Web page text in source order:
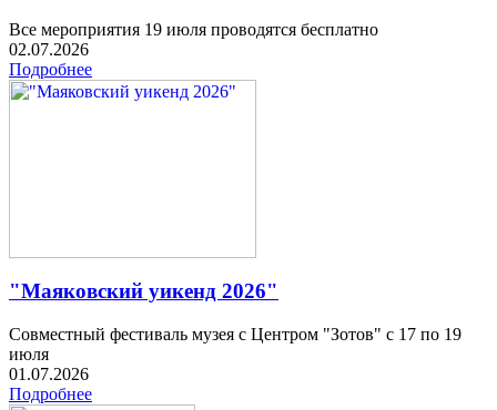
Все мероприятия 19 июля проводятся бесплатно
02.07.2026
Подробнее
"Маяковский уикенд 2026"
Совместный фестиваль музея с Центром "Зотов" с 17 по 19
июля
01.07.2026
Подробнее